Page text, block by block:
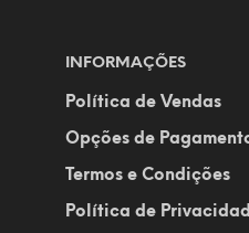
INFORMAÇÕES
Política de Vendas
Opções de
Termos e Condições
Política de